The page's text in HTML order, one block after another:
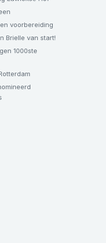
voorbereiding
Brielle van start!
1000ste